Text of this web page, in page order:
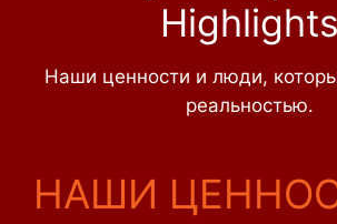
Highlights
Наши ценности и люди,
реальностью.
НАШИ